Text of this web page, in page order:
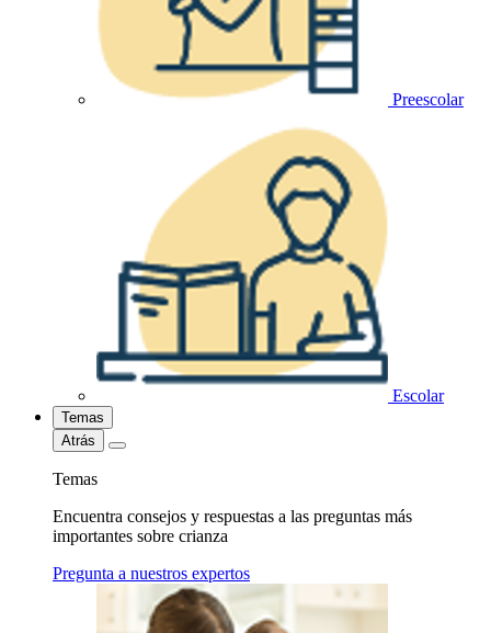
Preescolar
Escolar
Temas
Atrás
Temas
Encuentra consejos y respuestas a las preguntas más
importantes sobre crianza
Pregunta a nuestros expertos